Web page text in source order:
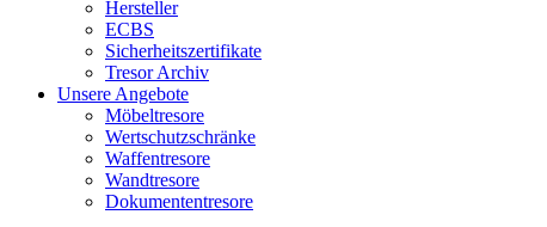
Hersteller
ECBS
Sicherheitszertifikate
Tresor Archiv
Unsere Angebote
Möbeltresore
Wertschutzschränke
Waffentresore
Wandtresore
Dokumententresore